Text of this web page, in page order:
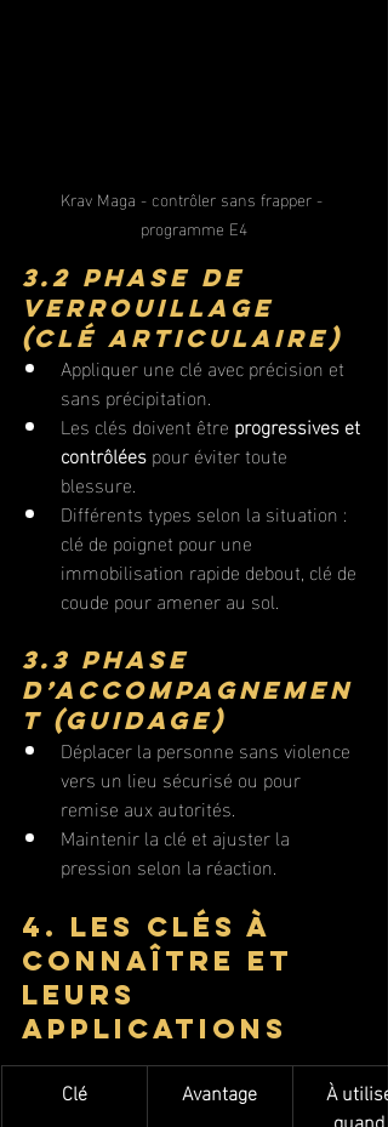
Krav Maga - contrôler sans frapper -
programme E4
3.2 Phase de
verrouillage
(clé articulaire)
Appliquer une clé avec précision et
sans précipitation.
Les clés doivent être progressives et
contrôlées pour éviter toute
blessure.
Différents types selon la situation :
clé de poignet pour une
immobilisation rapide debout, clé de
coude pour amener au sol.
3.3 Phase
d’accompagnemen
t (guidage)
Déplacer la personne sans violence
vers un lieu sécurisé ou pour
remise aux autorités.
Maintenir la clé et ajuster la
pression selon la réaction.
4. Les clés à
connaître et
leurs
applications
Clé Avantage
À utiliser